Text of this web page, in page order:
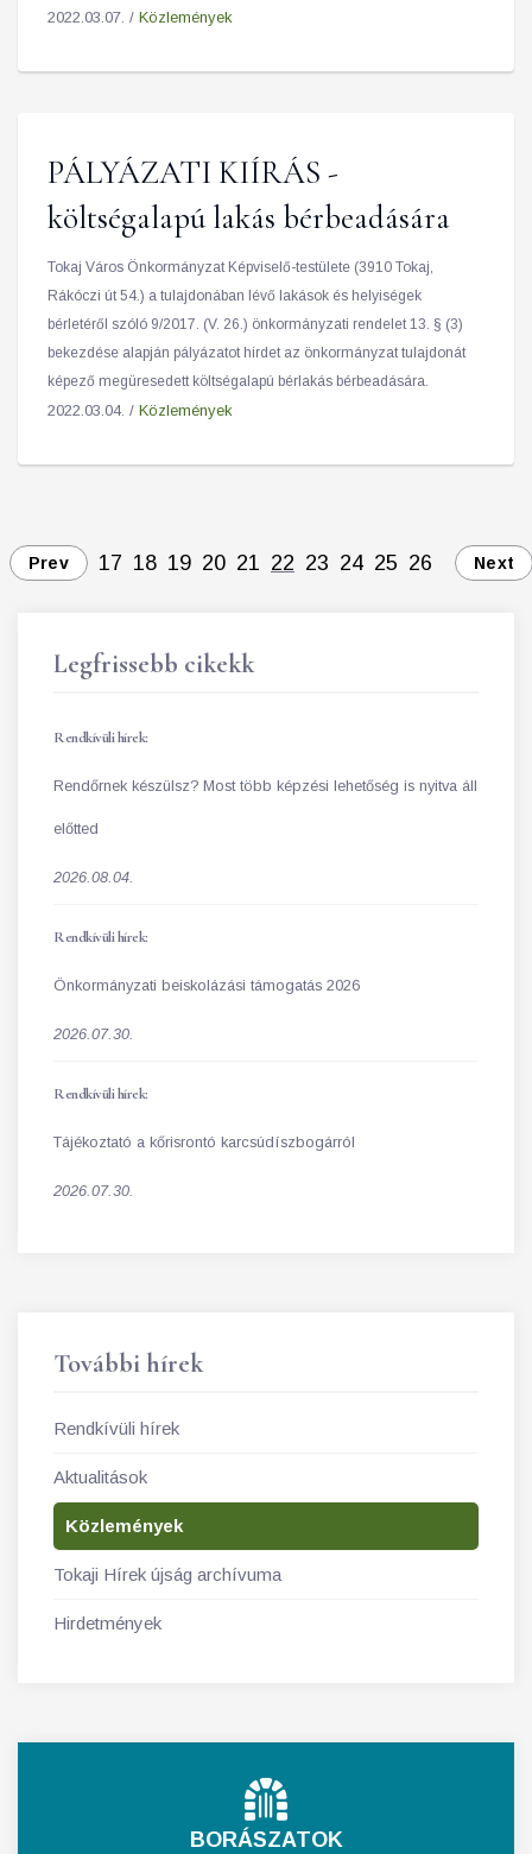
2022.03.07. / Közlemények
PÁLYÁZATI KIÍRÁS -
költségalapú lakás bérbeadására
Tokaj Város Önkormányzat Képviselő-testülete (3910 Tokaj,
Rákóczi út 54.) a tulajdonában lévő lakások és helyiségek
bérletéről szóló 9/2017. (V. 26.) önkormányzati rendelet 13. § (3)
bekezdése alapján pályázatot hirdet az önkormányzat tulajdonát
képező megüresedett költségalapú bérlakás bérbeadására.
2022.03.04. / Közlemények
Prev 17 18 19 20 21 22 23 24 25 26 Next
Legfrissebb cikekk
Rendkívüli hírek:
Rendőrnek készülsz? Most több képzési lehetőség is nyitva áll
előtted
2026.08.04.
Rendkívüli hírek:
Önkormányzati beiskolázási támogatás 2026
2026.07.30.
Rendkívüli hírek:
Tájékoztató a kőrisrontó karcsúdíszbogárról
2026.07.30.
További hírek
Rendkívüli hírek
Aktualitások
Közlemények
Tokaji Hírek újság archívuma
Hirdetmények
BORÁSZATOK